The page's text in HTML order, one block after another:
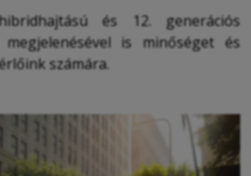
és 12. generációs
is minőséget és
számára.